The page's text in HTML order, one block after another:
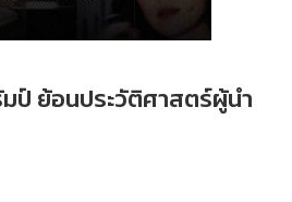
มป์ ย้อนประวัติศาสตร์ผู้นำ